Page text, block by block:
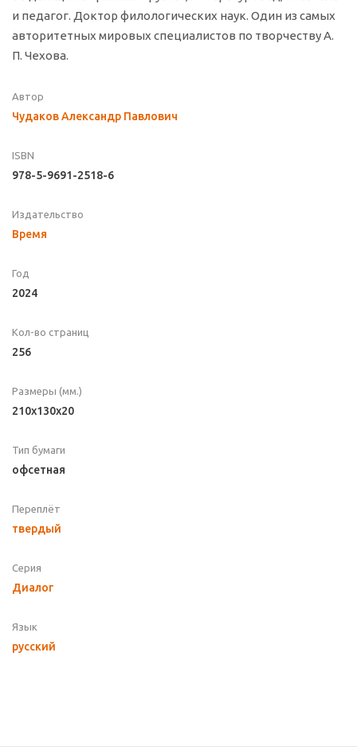
и педагог. Доктор филологических наук. Один из самых
авторитетных мировых специалистов по творчеству А.
П. Чехова.
Автор
Чудаков Александр Павлович
ISBN
978-5-9691-2518-6
Издательство
Время
Год
2024
Кол-во страниц
256
Размеры (мм.)
210х130х20
Тип бумаги
офсетная
Переплёт
твердый
Серия
Диалог
Язык
русский